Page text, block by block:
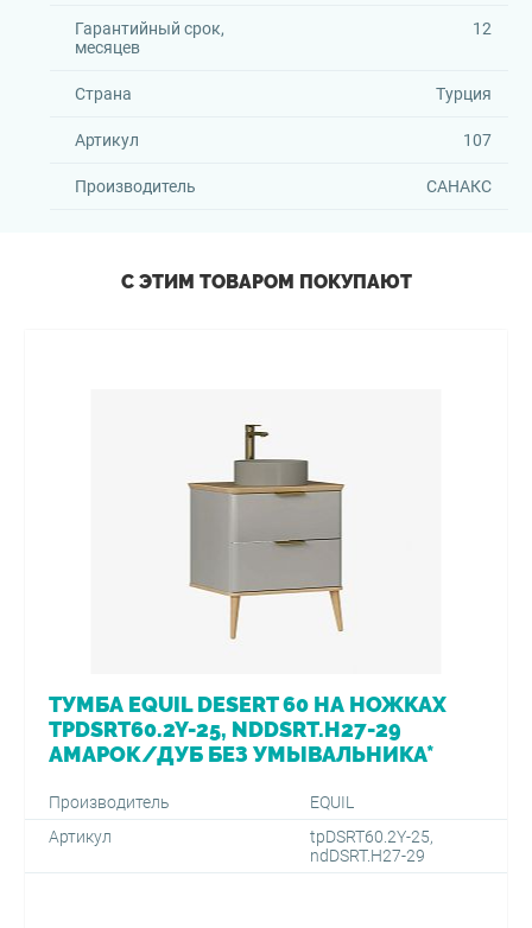
Гарантийный срок,
месяцев
12
Страна Турция
Артикул 107
Производитель САНАКС
С ЭТИМ ТОВАРОМ ПОКУПАЮТ
ТУМБА EQUIL DESERT 60 НА НОЖКАХ
TPDSRT60.2Y-25, NDDSRT.H27-29
АМАРОК/ДУБ БЕЗ УМЫВАЛЬНИКА*
Производитель
EQUIL
Артикул
tpDSRT60.2Y-25,
ndDSRT.H27-29